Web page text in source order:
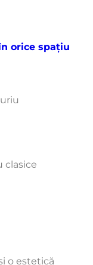
orice spațiu
clasice
o estetică